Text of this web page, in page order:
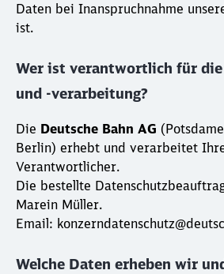
Daten bei Inanspruchnahme
ist.
Wer ist verantwortlich für die
und -verarbeitung?
Die Deutsche Bahn AG
Berlin) erhebt und verarbeitet
Verantwortlicher.
Die bestellte
Marein Müller.
Email:
Welche Daten erheben wir